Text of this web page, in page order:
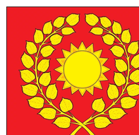
ДОМ
КРЫША
ПОДВАЛ
СТЕНЫ
ПОЛ
ДЕРЕВО
ВИДЫ